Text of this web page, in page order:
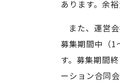
あります。余
また、運営
募集期間中（1
す。募集期間
ーション合同